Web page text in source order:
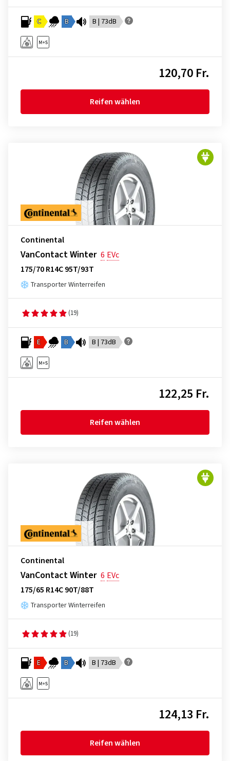
C B B | 73dB
120,70 Fr.
Reifen wählen
Continental
VanContact Winter 6 EVc
175/70 R14C 95T/93T
Transporter Winterreifen
(19)
E B B | 73dB
122,25 Fr.
Reifen wählen
Continental
VanContact Winter 6 EVc
175/65 R14C 90T/88T
Transporter Winterreifen
(19)
E B B | 73dB
124,13 Fr.
Reifen wählen